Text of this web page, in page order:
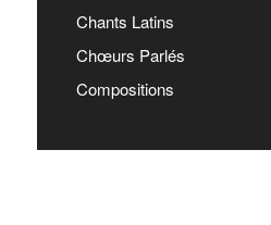
Chants Latins
Chœurs Parlés
Compositions